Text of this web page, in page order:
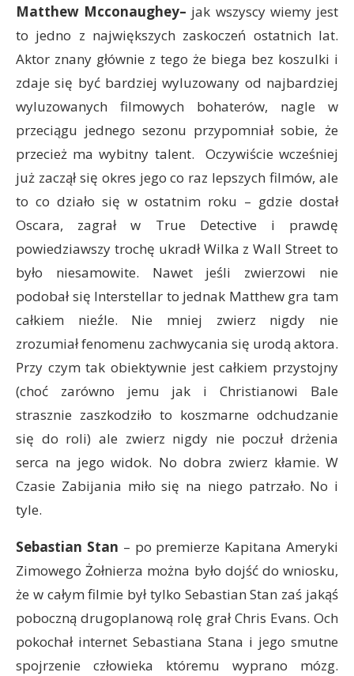
Matthew Mcconaughey– jak wszyscy wiemy jest
to jedno z największych zaskoczeń ostatnich lat.
Aktor znany głównie z tego że biega bez koszulki i
zdaje się być bardziej wyluzowany od najbardziej
wyluzowanych filmowych bohaterów, nagle w
przeciągu jednego sezonu przypomniał sobie, że
przecież ma wybitny talent. Oczywiście wcześniej
już zaczął się okres jego co raz lepszych filmów, ale
to co działo się w ostatnim roku – gdzie dostał
Oscara, zagrał w True Detective i prawdę
powiedziawszy trochę ukradł Wilka z Wall Street to
było niesamowite. Nawet jeśli zwierzowi nie
podobał się Interstellar to jednak Matthew gra tam
całkiem nieźle. Nie mniej zwierz nigdy nie
zrozumiał fenomenu zachwycania się urodą aktora.
Przy czym tak obiektywnie jest całkiem przystojny
(choć zarówno jemu jak i Christianowi Bale
strasznie zaszkodziło to koszmarne odchudzanie
się do roli) ale zwierz nigdy nie poczuł drżenia
serca na jego widok. No dobra zwierz kłamie. W
Czasie Zabijania miło się na niego patrzało. No i
tyle.
Sebastian Stan – po premierze Kapitana Ameryki
Zimowego Żołnierza można było dojść do wniosku,
że w całym filmie był tylko Sebastian Stan zaś jakąś
poboczną drugoplanową rolę grał Chris Evans. Och
pokochał internet Sebastiana Stana i jego smutne
spojrzenie człowieka któremu wyprano mózg.